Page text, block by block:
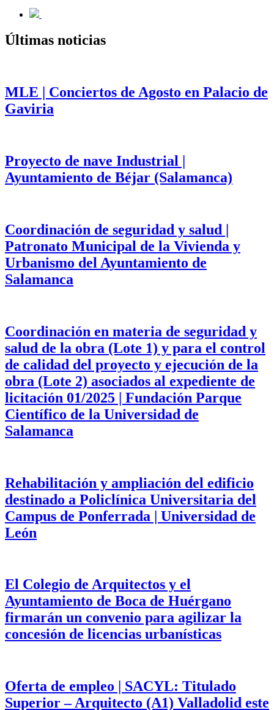
Últimas noticias
MLE | Conciertos de Agosto en Palacio de
Gaviria
Proyecto de nave Industrial |
Ayuntamiento de Béjar (Salamanca)
Coordinación de seguridad y salud |
Patronato Municipal de la Vivienda y
Urbanismo del Ayuntamiento de
Salamanca
Coordinación en materia de seguridad y
salud de la obra (Lote 1) y para el control
de calidad del proyecto y ejecución de la
obra (Lote 2) asociados al expediente de
licitación 01/2025 | Fundación Parque
Científico de la Universidad de
Salamanca
Rehabilitación y ampliación del edificio
destinado a Policlínica Universitaria del
Campus de Ponferrada | Universidad de
León
El Colegio de Arquitectos y el
Ayuntamiento de Boca de Huérgano
firmarán un convenio para agilizar la
concesión de licencias urbanísticas
Oferta de empleo | SACYL: Titulado
Superior – Arquitecto (A1) Valladolid este